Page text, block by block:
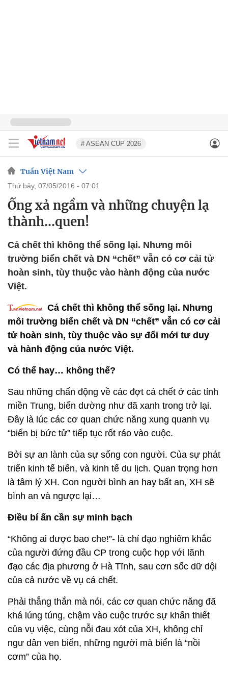
# ASEAN CUP 2026
Tuần Việt Nam
thứ bảy, 07/05/2016 - 07:01
Ống xả ngầm và những chuyện lạ
thành…quen!
Cá chết thì không thể sống lại. Nhưng môi
trường biển chết và DN “chết” vẫn có cơ cải tử
hoàn sinh, tùy thuộc vào hành động của nước
Việt.
Cá chết thì không thể sống lại. Nhưng
môi trường biển chết và DN “chết” vẫn có cơ cải
tử hoàn sinh, tùy thuộc vào sự đổi mới tư duy
và hành động của nước Việt.
Có thể hay… không thể?
Sau những chấn động về các đợt cá chết ở các tỉnh
miền Trung, biển dường như đã xanh trong trở lại.
Đây là lúc các cơ quan chức năng xung quanh vụ
“biển bị bức tử” tiếp tục rốt ráo vào cuộc.
Bởi sự an lành của sự sống con người. Của sự phát
triển kinh tế biển, và kinh tế du lịch. Quan trọng hơn
là tâm lý XH. Con người bình an hay bất an, XH sẽ
bình an và ngược lại…
Điều bí ẩn cần sự minh bạch
“Không ai được bao che!”- là chỉ đạo nghiêm khắc
của người đứng đầu CP trong cuộc họp với lãnh
đạo các địa phương ở Hà Tĩnh, sau cơn sốc dữ dội
của cả nước về vụ cá chết.
Phải thẳng thắn mà nói, các cơ quan chức năng đã
khá lúng túng, chậm vào cuộc trước sự khẩn thiết
của vụ việc, cùng nỗi đau xót của XH, không chỉ
ngư dân ven biển, những người mà biển là “nồi
cơm” của họ.